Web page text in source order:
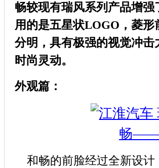
畅较现有瑞风系列产品增
用的是五星状LOGO，菱
分明，具有极强的视觉冲
时尚灵动。
外观篇：
和畅的前脸经过全新设计